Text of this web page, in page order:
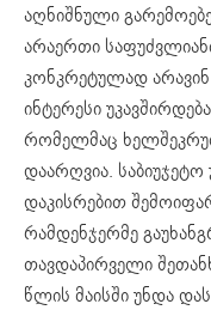
აღნიშნული
არაერთი
კონკრეტულად
ინტერესი
რომელმაც
დაარღვია.
დაკისრებით
რამდენჯერმე
თავდაპირველი
წლის მაისში უნდა